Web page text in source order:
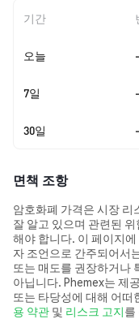
기간
오늘
7일
30일
면책 조항
암호화폐 가격은 시장 리
잘 알고 있으며 관련된
해야 합니다. 이 페이지
자 조언으로 간주되어서
또는 매도를 권장하거나
아닙니다. Phemex는 제
또는 타당성에 대해 어
용 약관 및 리스크 고지를